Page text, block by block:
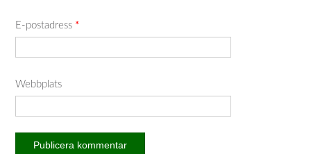
E-postadress *
Webbplats